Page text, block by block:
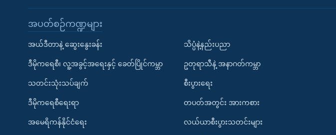
အပတ်စဉ်ကဏ္ဍများ
အယ်ဒီတာနဲ့ ဆွေးနွေးခန်း
ဒီမိုကရေစီ၊ လူ့အခွင့်အရေးနှင့် ခေတ်ပြိုင်ကမ္ဘာ
သတင်းသုံးသပ်ချက်
ဒီမိုကရေစီရေးရာ
အမေရိကန်နိုင်ငံရေး
သိပ္ပံနဲ့နည်းပညာ
ဥတုရာသီနဲ့ အနာဂတ်ကမ္ဘာ
စီးပွားရေး
တပတ်အတွင်း အားကစား
လယ်ယာစီးပွားသတင်းများ